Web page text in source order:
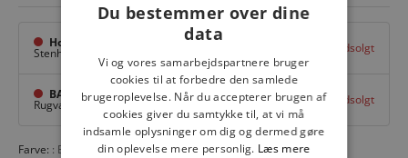
Hovedlager
Stenhuggervej 10, Udsolgt
BAGGI Tarup Center
Rugvang 36,Odense NV Udsolgt
Farve: Black 12000
Du bestemmer over dine
data
Vi og vores samarbejdspartnere bruger
cookies til at forbedre den samlede
brugeroplevelse. Når du accepterer brugen af
cookies giver du samtykke til, at vi må
indsamle oplysninger om dig og dermed gøre
din oplevelse mere personlig. Læs mere